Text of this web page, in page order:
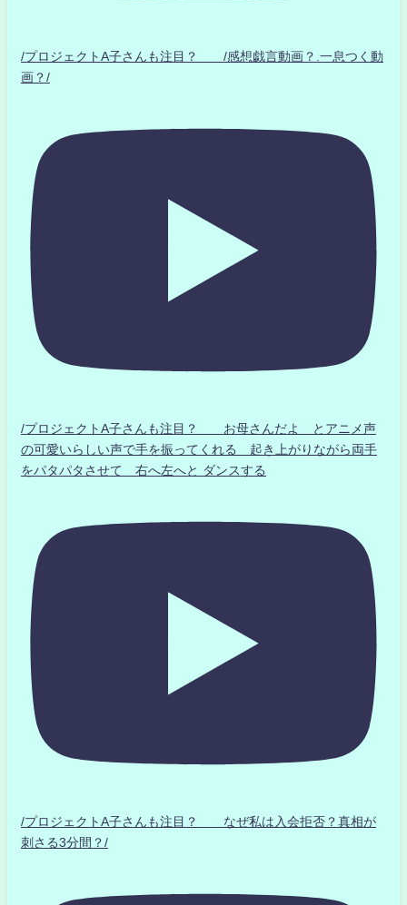
/プロジェクトA子さんも注目？ /感想戯言動画？.一息つく動
画？/
/プロジェクトA子さんも注目？ お母さんだよ とアニメ声
の可愛いらしい声で手を振ってくれる 起き上がりながら両手
をパタパタさせて 右へ左へと ダンスする
/プロジェクトA子さんも注目？ なぜ私は入会拒否？真相が
刺さる3分間？/